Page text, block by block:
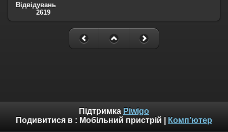
Відвідувань
2619
Підтримка Piwigo
Подивитися в : Мобільний пристрій Комп’ютер